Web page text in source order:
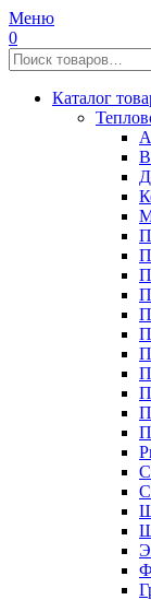
Меню
0
Каталог